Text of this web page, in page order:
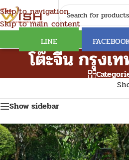
Skip to navigation
Skip to main content
LINE
โต๊ะจีน กรุงเ
Show sidebar